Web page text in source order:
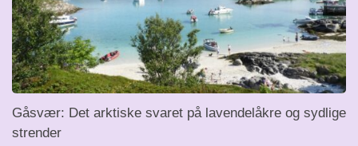
Gåsvær: Det arktiske svaret på lavendelåkre og sydlige
strender